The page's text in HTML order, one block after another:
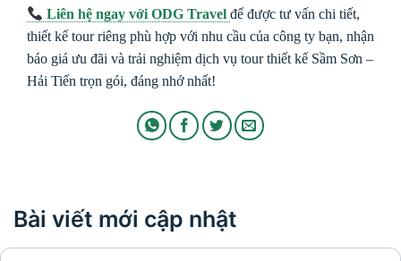
Liên hệ ngay với ODG Travel để được tư vấn chi tiết,
thiết kế tour riêng phù hợp với nhu cầu của công ty bạn, nhận
báo giá ưu đãi và trải nghiệm dịch vụ tour thiết kế Sầm Sơn –
Hải Tiến trọn gói, đáng nhớ nhất!
Bài viết mới cập nhật